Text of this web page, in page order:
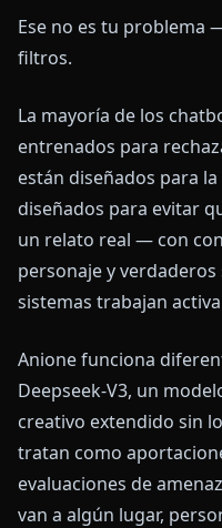
Ese no es tu problema
filtros.
La mayoría de los
entrenados para
están diseñados para
diseñados para evitar
un relato real — con
personaje y
sistemas trabajan
Anione funciona
Deepseek-V3, un
creativo extendido sin
tratan como
evaluaciones de
van a algún lugar,